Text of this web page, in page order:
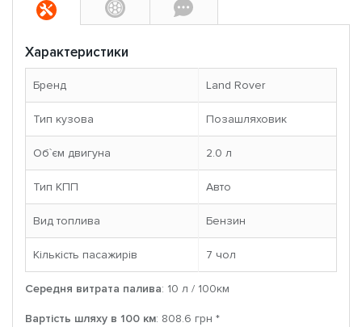
Характеристики
Бренд Land Rover
Тип кузова Позашляховик
Об`єм двигуна 2.0 л
Тип КПП Авто
Вид топлива Бензин
Кількість пасажирів 7 чoл
Середня витрата палива: 10 л / 100км
Вартість шляху в 100 км: 808.6 грн *